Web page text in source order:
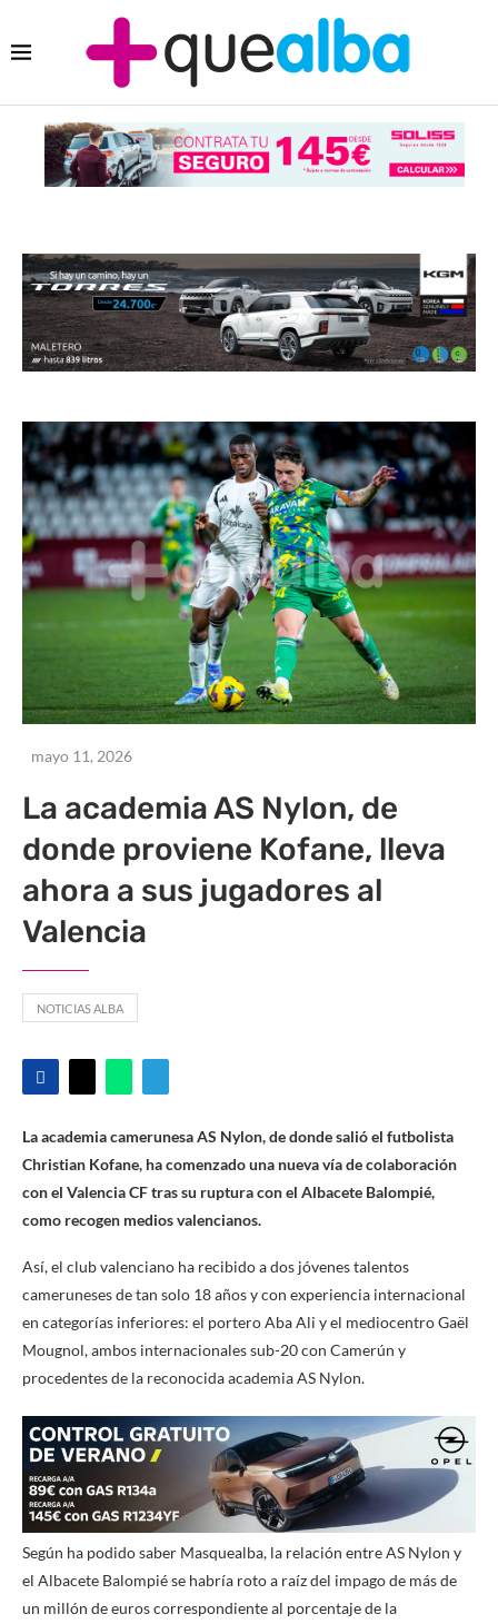
mayo 11, 2026
La academia AS Nylon, de
donde proviene Kofane, lleva
ahora a sus jugadores al
Valencia
NOTICIAS ALBA
La academia camerunesa AS Nylon, de donde salió el futbolista
Christian Kofane, ha comenzado una nueva vía de colaboración
con el Valencia CF tras su ruptura con el Albacete Balompié,
como recogen medios valencianos.
Así, el club valenciano ha recibido a dos jóvenes talentos
cameruneses de tan solo 18 años y con experiencia internacional
en categorías inferiores: el portero Aba Ali y el mediocentro Gaël
Mougnol, ambos internacionales sub-20 con Camerún y
procedentes de la reconocida academia AS Nylon.
Según ha podido saber Masquealba, la relación entre AS Nylon y
el Albacete Balompié se habría roto a raíz del impago de más de
un millón de euros correspondiente al porcentaje de la